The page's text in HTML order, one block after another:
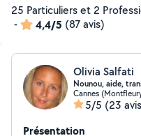
25 Particuliers et 2
-
4,4/5 (87 avis)
Olivia Salfati
Nounou, aide,
Cannes
5/5 (23
Présentation